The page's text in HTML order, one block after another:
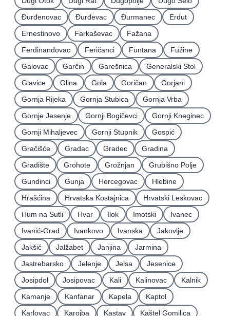
Ðurđenovac
Ðurđevac Ðurmanec
Erdut
Ernestinovo
Farkaševac
Fažana
Ferdinandovac
Feričanci Funtana
Fužine
Galovac
Garčin Garešnica
Generalski Stol
Glavice
Glina Gola Goričan
Gorjani
Gornja Rijeka
Gornja Stubica
Gornja Vrba
Gornje Jesenje
Gornji Bogičevci
Gornji Kneginec
Gornji Mihaljevec
Gornji Stupnik
Gospić
Gračišće
Gradac Gradec
Gradina
Gradište
Grohote Grožnjan
Grubišno Polje
Gundinci
Gunja Hercegovac
Hlebine
Hrašćina
Hrvatska Kostajnica
Hrvatski Leskovac
Hum na Sutli
Hvar Ilok Imotski
Ivanec
Ivanić-Grad
Ivankovo Ivanska
Jakovlje
Jakšić
Jalžabet Janjina
Jarmina
Jastrebarsko
Jelenje Jelsa
Jesenice
Josipdol
Josipovac Kali Kalinovac
Kalnik
Kamanje
Kanfanar Kapela
Kaptol
Karlovac
Karojba Kastav Kaštel Gomilica